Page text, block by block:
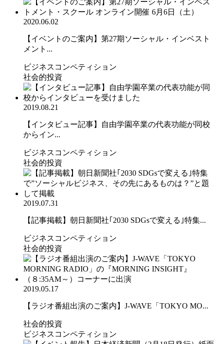
2020.06.02
【イベントのご案内】第27期ソーシャル・インベスト
メント...
ビジネスコンペティション
社会的投資
2019.08.21
【インタビュー記事】自由学園卒業の代表功能が同校
からイン...
ビジネスコンペティション
社会的投資
2019.07.31
【記事掲載】朝日新聞社｢2030 SDGsで変える｣特集...
ビジネスコンペティション
社会的投資
2019.05.17
【ラジオ番組出演のご案内】J-WAVE「TOKYO MO...
社会的投資
ビジネスコンペティション